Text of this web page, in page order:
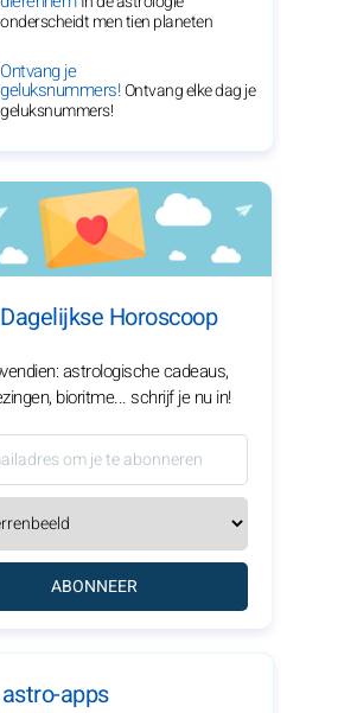
onderscheidt men tien planeten
Ontvang je
geluksnummers!Ontvang elke dag je
geluksnummers!
Horoscoop
astrologische cadeaus,
bioritme... schrijf je nu in!
ABONNEER
apps